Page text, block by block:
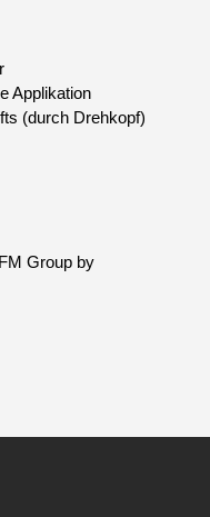
Applikation
(durch Drehkopf)
Group by